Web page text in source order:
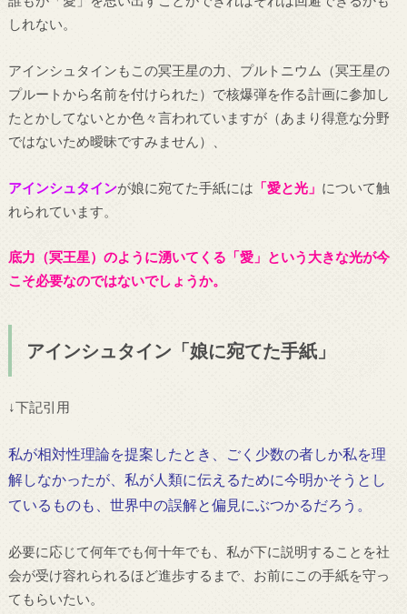
しれない。
アインシュタインもこの冥王星の力、プルトニウム（冥王星の
プルートから名前を付けられた）で核爆弾を作る計画に参加し
たとかしてないとか色々言われていますが（あまり得意な分野
ではないため曖昧ですみません）、
アインシュタインが娘に宛てた手紙には 「愛と光」 について触
れられています。
底力（冥王星）のように湧いてくる「愛」という大きな光が今
こそ必要なのではないでしょうか。
アインシュタイン「娘に宛てた手紙」
↓下記引用
私が相対性理論を提案したとき、ごく少数の者しか私を理
解しなかったが、私が人類に伝えるために今明かそうとし
ているものも、世界中の誤解と偏見にぶつかるだろう。
必要に応じて何年でも何十年でも、私が下に説明することを社
会が受け容れられるほど進歩するまで、お前にこの手紙を守っ
てもらいたい。